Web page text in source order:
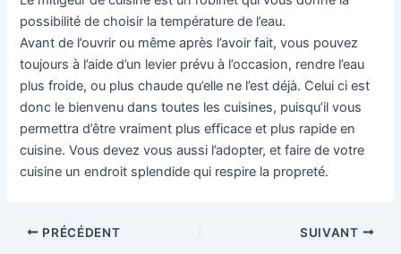
possibilité de choisir la température de l’eau.
Avant de l’ouvrir ou même après l’avoir fait, vous pouvez
toujours à l’aide d’un levier prévu à l’occasion, rendre l’eau
plus froide, ou plus chaude qu’elle ne l’est déjà. Celui ci est
donc le bienvenu dans toutes les cuisines, puisqu’il vous
permettra d’être vraiment plus efficace et plus rapide en
cuisine. Vous devez vous aussi l’adopter, et faire de votre
cuisine un endroit splendide qui respire la propreté.
PRÉCÉDENT SUIVANT